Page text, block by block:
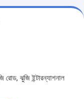
রোড, ঝুজি ইন্টারন্যাশনাল